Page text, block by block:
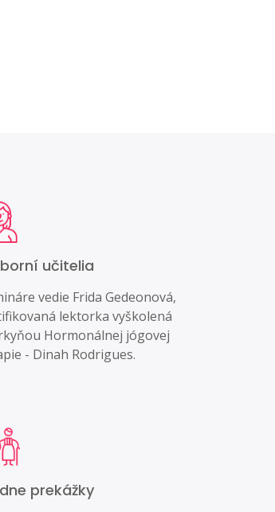
učitelia
vedie Frida Gedeonová,
lektorka vyškolená
Hormonálnej jógovej
- Dinah Rodrigues.
prekážky